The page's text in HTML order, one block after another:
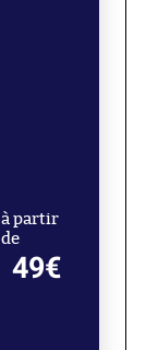
à partir
de
49€